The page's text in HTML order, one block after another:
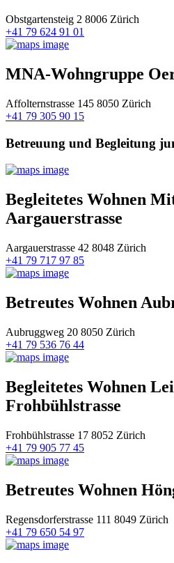
Obstgartensteig 2 8006 Zürich
+41 79 624 91 01
MNA-Wohngruppe
Affolternstrasse 145 8050 Zürich
+41 79 305 90 15
Betreuung und Begleitung
Begleitetes Wohnen
Aargauerstrasse
Aargauerstrasse 42 8048 Zürich
+41 79 717 97 85
Betreutes Wohnen
Aubruggweg 20 8050 Zürich
+41 79 536 76 44
Begleitetes Wohnen
Frohbühlstrasse
Frohbühlstrasse 17 8052 Zürich
+41 79 905 77 45
Betreutes Wohnen
Regensdorferstrasse 111 8049 Zürich
+41 79 650 54 97